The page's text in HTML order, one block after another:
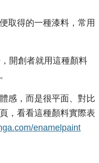
取得的一種漆料，常用
開創者就用這種顏料
感，而是很平面、對比
，看看這種顏料實際表
enamelpaint